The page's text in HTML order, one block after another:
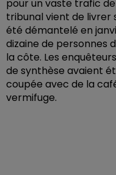
pour un vaste trafic
tribunal vient de livrer
été démantelé en
dizaine de personnes
la côte. Les
de synthèse avaient
coupée avec de la
vermifuge.